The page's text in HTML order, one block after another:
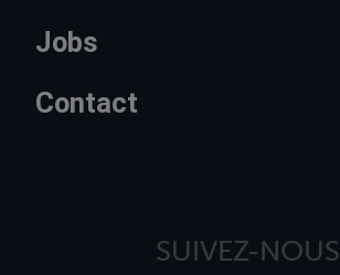
Jobs
Contact
SUIVEZ-NOUS